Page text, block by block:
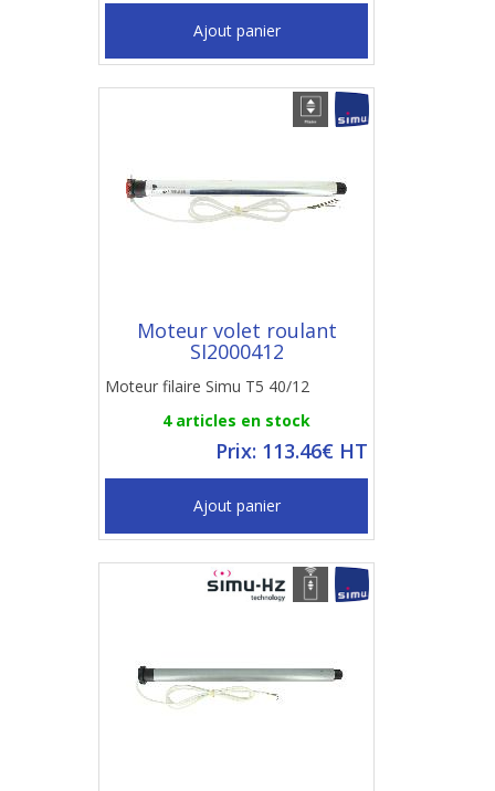
Ajout panier
Moteur volet roulant
SI2000412
Moteur filaire Simu T5 40/12
4 articles en stock
Prix: 113.46€ HT
Ajout panier